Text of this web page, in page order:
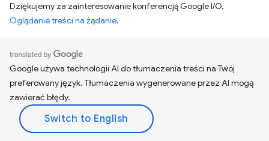
Dziękujemy za zainteresowanie konferencją Google I/O.
Oglądanie treści na żądanie.
Google używa technologii AI do tłumaczenia treści na Twój
preferowany język. Tłumaczenia wygenerowane przez AI mogą
zawierać błędy.